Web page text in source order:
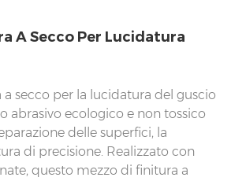
A Secco Per Lucidatura
a secco per la lucidatura del guscio
abrasivo ecologico e non tossico
delle superfici, la
di precisione. Realizzato con
questo mezzo di finitura a